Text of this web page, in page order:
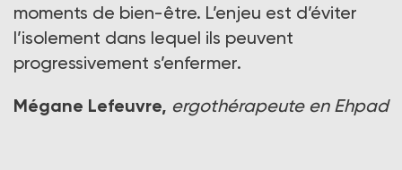
moments de bien-être. L’enjeu est d’éviter
l’isolement dans lequel ils peuvent
progressivement s’enfermer.
Mégane Lefeuvre, ergothérapeute en Ehpad